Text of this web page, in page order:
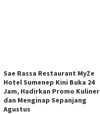
Sae Rassa Restaurant MyZe
Hotel Sumenep Kini Buka 24
Jam, Hadirkan Promo Kuliner
dan Menginap Sepanjang
Agustus